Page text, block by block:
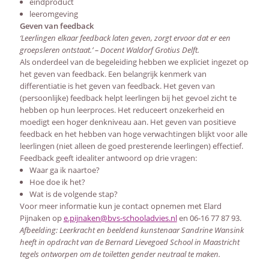
leeromgeving
Geven van feedback
‘Leerlingen elkaar feedback laten geven, zorgt ervoor dat er een
groepsleren ontstaat.’ – Docent Waldorf Grotius Delft.
Als onderdeel van de begeleiding hebben we expliciet ingezet op
het geven van feedback. Een belangrijk kenmerk van
differentiatie is het geven van feedback. Het geven van
(persoonlijke) feedback helpt leerlingen bij het gevoel zicht te
hebben op hun leerproces. Het reduceert onzekerheid en
moedigt een hoger denkniveau aan. Het geven van positieve
feedback en het hebben van hoge verwachtingen blijkt voor alle
leerlingen (niet alleen de goed presterende leerlingen) effectief.
Feedback geeft idealiter antwoord op drie vragen:
Waar ga ik naartoe?
Hoe doe ik het?
Wat is de volgende stap?
Voor meer informatie kun je contact opnemen met Elard
Pijnaken ope.pijnaken@bvs-schooladvies.nlen 06-16 77 87 93.
Afbeelding: Leerkracht en beeldend kunstenaar Sandrine Wansink
heeft in opdracht van de Bernard Lievegoed School in Maastricht
tegels ontworpen om de toiletten gender neutraal te maken.